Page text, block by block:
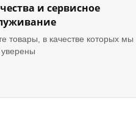
и сервисное
товары, в качестве которых мы
уверены